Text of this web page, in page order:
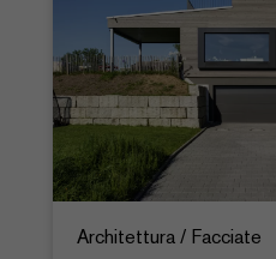
Architettura / Facciate